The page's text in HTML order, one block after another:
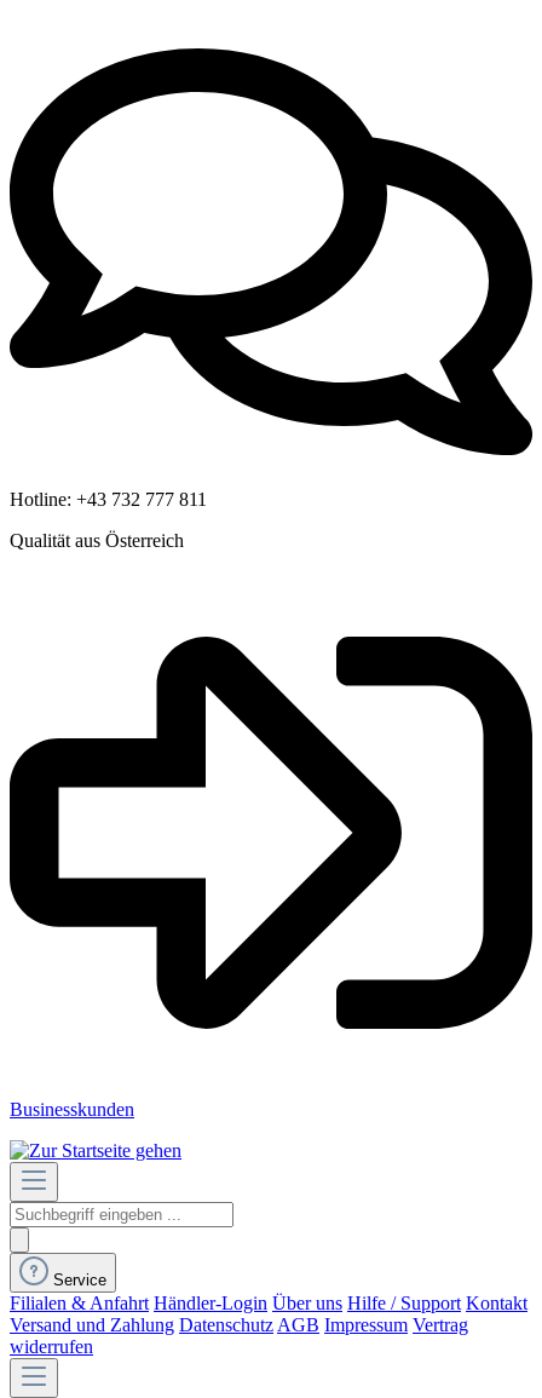
Hotline: +43 732 777 811
Qualität aus Österreich
Businesskunden
Service
Filialen & Anfahrt Händler-Login Über uns Hilfe / Support Kontakt
Versand und Zahlung Datenschutz AGB Impressum Vertrag
widerrufen